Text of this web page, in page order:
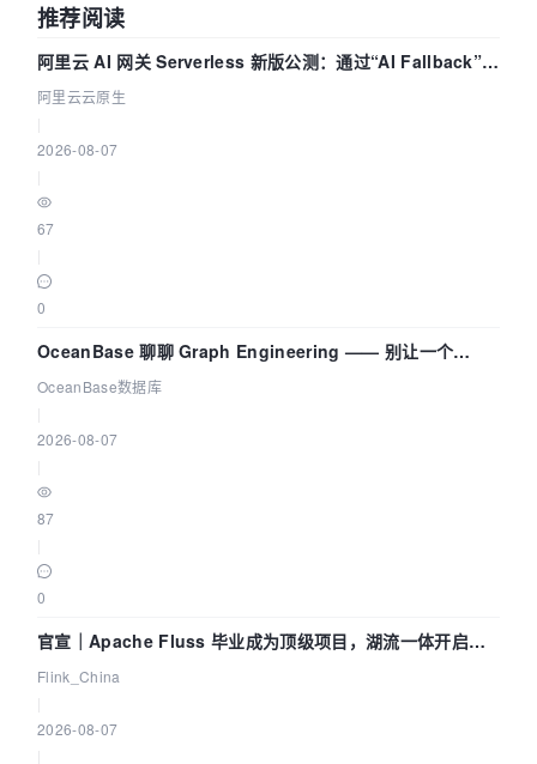
推荐阅读
阿里云 AI 网关 Serverless 新版公测：通过“AI Fallback”与
拓扑可视化构建 AI 流量治理底座
阿里云云原生
2026-08-07
67
0
OceanBase 聊聊 Graph Engineering —— 别让一个
Agent 既当运动员又
OceanBase数据库
2026-08-07
87
0
官宣｜Apache Fluss 毕业成为顶级项目，湖流一体开启
Agentic Lake 全面实时化时代
Flink_China
2026-08-07